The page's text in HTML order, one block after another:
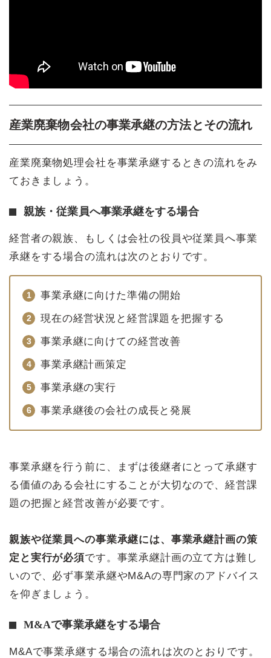
産業廃棄物会社の事業承継の方法とその流れ
産業廃棄物処理会社を事業承継するときの流れをみ
ておきましょう。
親族・従業員へ事業承継をする場合
経営者の親族、もしくは会社の役員や従業員へ事業
承継をする場合の流れは次のとおりです。
事業承継に向けた準備の開始
現在の経営状況と経営課題を把握する
事業承継に向けての経営改善
事業承継計画策定
事業承継の実行
事業承継後の会社の成長と発展
事業承継を行う前に、まずは後継者にとって承継す
る価値のある会社にすることが大切なので、経営課
題の把握と経営改善が必要です。
親族や従業員への事業承継には、事業承継計画の策
定と実行が必須です。事業承継計画の立て方は難し
いので、必ず事業承継やM&Aの専門家のアドバイス
を仰ぎましょう。
M&Aで事業承継をする場合
M&Aで事業承継する場合の流れは次のとおりです。